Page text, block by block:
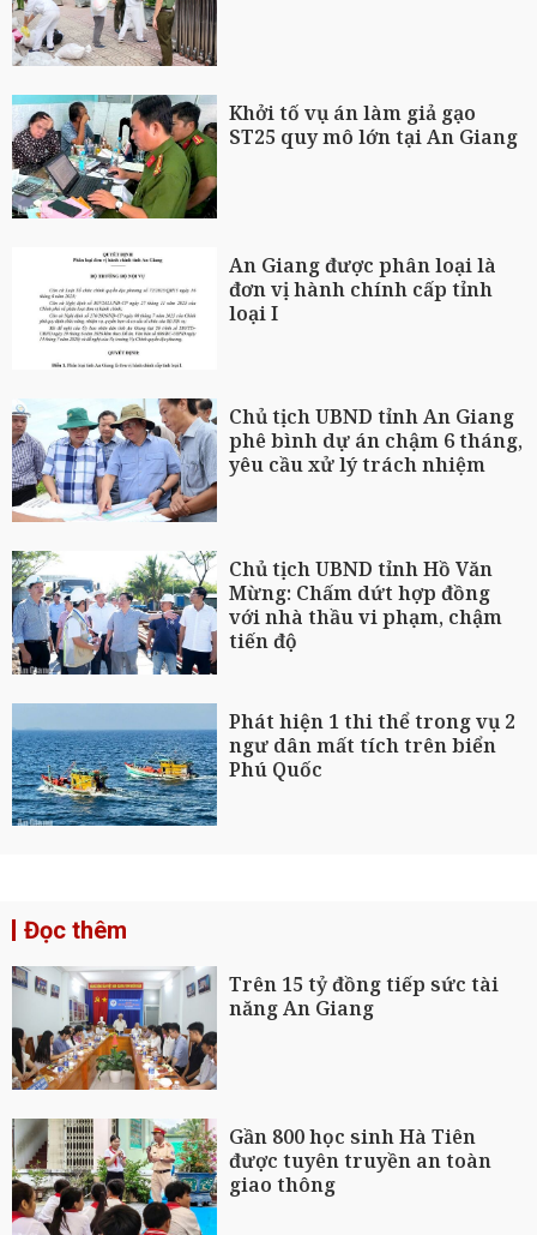
Khởi tố vụ án làm giả gạo
ST25 quy mô lớn tại An Giang
An Giang được phân loại là
đơn vị hành chính cấp tỉnh
loại I
Chủ tịch UBND tỉnh An Giang
phê bình dự án chậm 6 tháng,
yêu cầu xử lý trách nhiệm
Chủ tịch UBND tỉnh Hồ Văn
Mừng: Chấm dứt hợp đồng
với nhà thầu vi phạm, chậm
tiến độ
Phát hiện 1 thi thể trong vụ 2
ngư dân mất tích trên biển
Phú Quốc
Đọc thêm
Trên 15 tỷ đồng tiếp sức tài
năng An Giang
Gần 800 học sinh Hà Tiên
được tuyên truyền an toàn
giao thông